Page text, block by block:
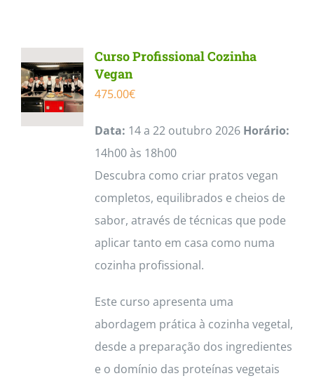
variants.
may
be
chosen
on
the
product
page
Curso Profissional Cozinha
Vegan
475.00€
Data: 14 a 22 outubro 2026 Horário:
14h00 às 18h00
Descubra como criar pratos vegan
completos, equilibrados e cheios de
sabor, através de técnicas que pode
aplicar tanto em casa como numa
cozinha profissional.
Este curso apresenta uma
abordagem prática à cozinha vegetal,
desde a preparação dos ingredientes
e o domínio das proteínas vegetais